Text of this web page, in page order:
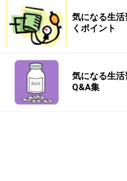
気になる生
くポイント
気になる生
Q&A集